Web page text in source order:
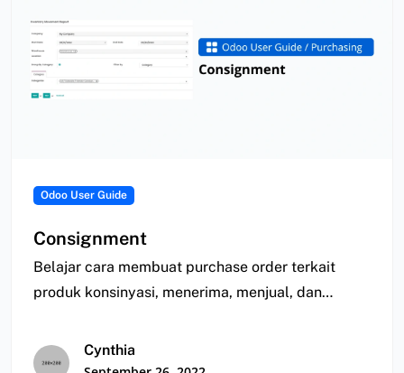
Odoo User Guide
Consignment
Belajar cara membuat purchase order terkait
produk konsinyasi, menerima, menjual, dan
Cynthia